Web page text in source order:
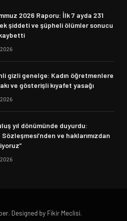
2026 Raporu: İlk 7 ayda 231
şiddeti ve şüpheli ölümler sonucu
2026
gizli genelge: Kadın öğretmenlere
ve gösterişli kıyafet yasağı
2026
yıl dönümünde duyurdu:
ve haklarımızdan
2026
Designed by Fikir Meclisi.